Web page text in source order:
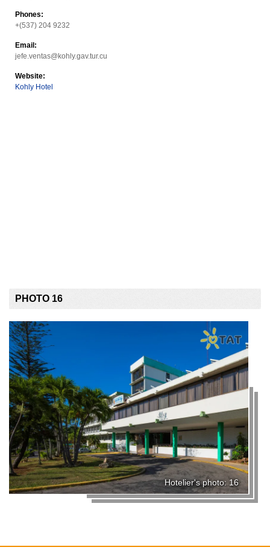
Phones:
+(537) 204 9232
Email:
jefe.ventas@kohly.gav.tur.cu
Website:
Kohly Hotel
PHOTO 16
Hotelier's photo: 16